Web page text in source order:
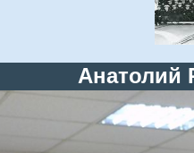
Анатолий